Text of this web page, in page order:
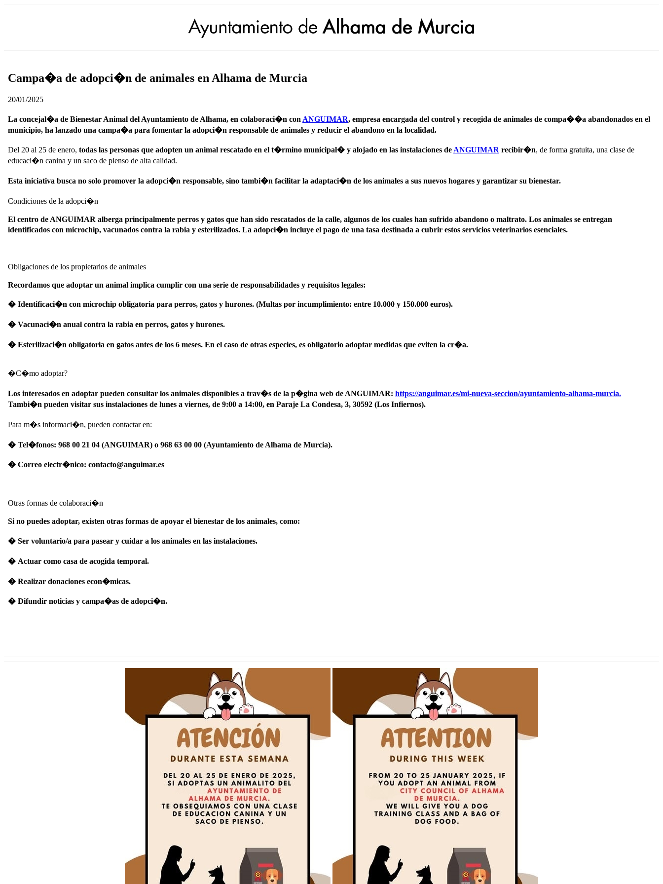
Campa�a de adopci�n de animales en Alhama de Murcia
20/01/2025
La concejal�a de Bienestar Animal del Ayuntamiento de Alhama, en colaboraci�n con ANGUIMAR, empresa encargada del control y recogida de animales de compa��a abandonados en el
municipio, ha lanzado una campa�a para fomentar la adopci�n responsable de animales y reducir el abandono en la localidad.
Del 20 al 25 de enero, todas las personas que adopten un animal rescatado en el t�rmino municipal� y alojado en las instalaciones de ANGUIMAR recibir�n, de forma gratuita, una clase de
educaci�n canina y un saco de pienso de alta calidad.
Esta iniciativa busca no solo promover la adopci�n responsable, sino tambi�n facilitar la adaptaci�n de los animales a sus nuevos hogares y garantizar su bienestar.
Condiciones de la adopci�n
El centro de ANGUIMAR alberga principalmente perros y gatos que han sido rescatados de la calle, algunos de los cuales han sufrido abandono o maltrato. Los animales se entregan
identificados con microchip, vacunados contra la rabia y esterilizados. La adopci�n incluye el pago de una tasa destinada a cubrir estos servicios veterinarios esenciales.
Obligaciones de los propietarios de animales
Recordamos que adoptar un animal implica cumplir con una serie de responsabilidades y requisitos legales:
� Identificaci�n con microchip obligatoria para perros, gatos y hurones. (Multas por incumplimiento: entre 10.000 y 150.000 euros).
� Vacunaci�n anual contra la rabia en perros, gatos y hurones.
� Esterilizaci�n obligatoria en gatos antes de los 6 meses. En el caso de otras especies, es obligatorio adoptar medidas que eviten la cr�a.
�C�mo adoptar?
Los interesados en adoptar pueden consultar los animales disponibles a trav�s de la p�gina web de ANGUIMAR: https://anguimar.es/mi-nueva-seccion/ayuntamiento-alhama-murcia.
Tambi�n pueden visitar sus instalaciones de lunes a viernes, de 9:00 a 14:00, en Paraje La Condesa, 3, 30592 (Los Infiernos).
Para m�s informaci�n, pueden contactar en:
� Tel�fonos: 968 00 21 04 (ANGUIMAR) o 968 63 00 00 (Ayuntamiento de Alhama de Murcia).
� Correo electr�nico: contacto@anguimar.es
Otras formas de colaboraci�n
Si no puedes adoptar, existen otras formas de apoyar el bienestar de los animales, como:
� Ser voluntario/a para pasear y cuidar a los animales en las instalaciones.
� Actuar como casa de acogida temporal.
� Realizar donaciones econ�micas.
� Difundir noticias y campa�as de adopci�n.